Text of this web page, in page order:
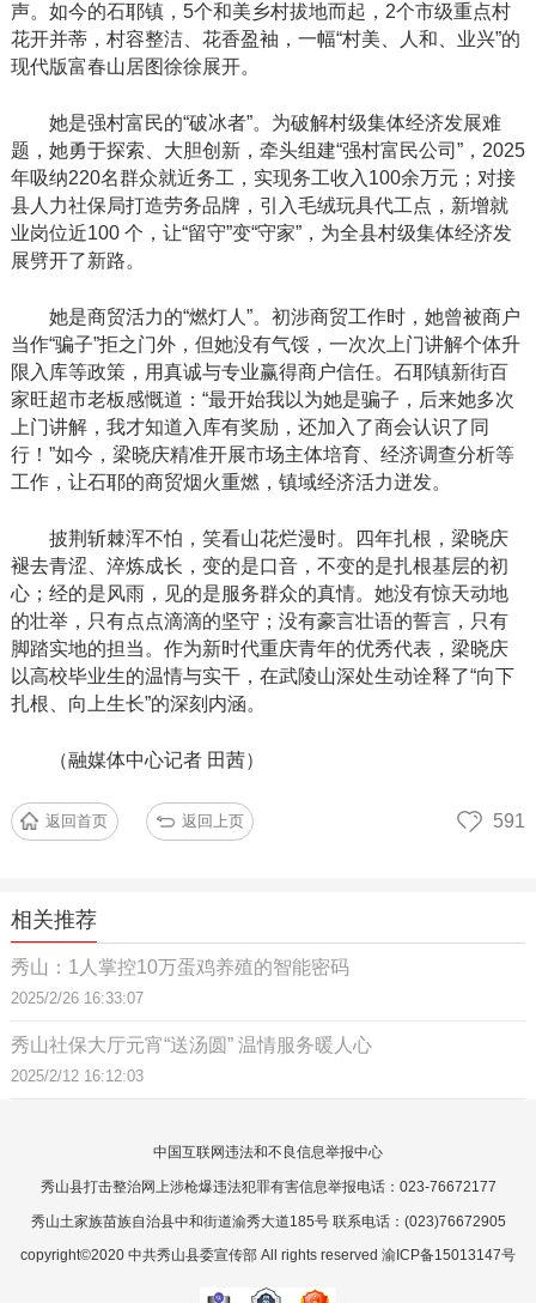
声。如今的石耶镇，5个和美乡村拔地而起，2个市级重点村
花开并蒂，村容整洁、花香盈袖，一幅“村美、人和、业兴”的
现代版富春山居图徐徐展开。
她是强村富民的“破冰者”。为破解村级集体经济发展难
题，她勇于探索、大胆创新，牵头组建“强村富民公司”，2025
年吸纳220名群众就近务工，实现务工收入100余万元；对接
县人力社保局打造劳务品牌，引入毛绒玩具代工点，新增就
业岗位近100 个，让“留守”变“守家”，为全县村级集体经济发
展劈开了新路。
她是商贸活力的“燃灯人”。初涉商贸工作时，她曾被商户
当作“骗子”拒之门外，但她没有气馁，一次次上门讲解个体升
限入库等政策，用真诚与专业赢得商户信任。石耶镇新街百
家旺超市老板感慨道：“最开始我以为她是骗子，后来她多次
上门讲解，我才知道入库有奖励，还加入了商会认识了同
行！”如今，梁晓庆精准开展市场主体培育、经济调查分析等
工作，让石耶的商贸烟火重燃，镇域经济活力迸发。
披荆斩棘浑不怕，笑看山花烂漫时。四年扎根，梁晓庆
褪去青涩、淬炼成长，变的是口音，不变的是扎根基层的初
心；经的是风雨，见的是服务群众的真情。她没有惊天动地
的壮举，只有点点滴滴的坚守；没有豪言壮语的誓言，只有
脚踏实地的担当。作为新时代重庆青年的优秀代表，梁晓庆
以高校毕业生的温情与实干，在武陵山深处生动诠释了“向下
扎根、向上生长”的深刻内涵。
（融媒体中心记者 田茜）
返回首页 返回上页 591
相关推荐
秀山：1人掌控10万蛋鸡养殖的智能密码
2025/2/26 16:33:07
秀山社保大厅元宵“送汤圆” 温情服务暖人心
2025/2/12 16:12:03
中国互联网违法和不良信息举报中心
秀山县打击整治网上涉枪爆违法犯罪有害信息举报电话：023-76672177
秀山土家族苗族自治县中和街道渝秀大道185号 联系电话：(023)76672905
copyright©2020 中共秀山县委宣传部 All rights reserved 渝ICP备15013147号